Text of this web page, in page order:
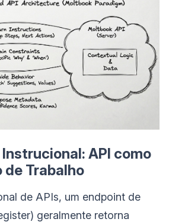
API como
de Trabalho
de APIs, um endpoint de
geralmente retorna